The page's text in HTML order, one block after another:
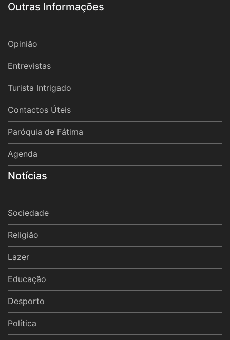
Outras Informações
Opinião
Entrevistas
Turista Intrigado
Contactos Úteis
Paróquia de Fátima
Agenda
Notícias
Sociedade
Religião
Lazer
Educação
Desporto
Política